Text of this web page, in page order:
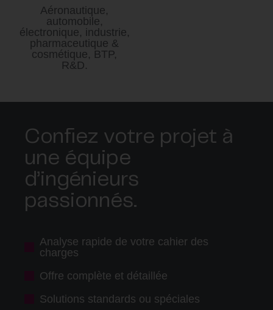
Aéronautique,
automobile,
électronique, industrie,
pharmaceutique &
cosmétique, BTP,
R&D.
Confiez votre projet à
une équipe
d’ingénieurs
passionnés.
Analyse rapide de votre cahier des
charges
Offre complète et détaillée
Solutions standards ou spéciales